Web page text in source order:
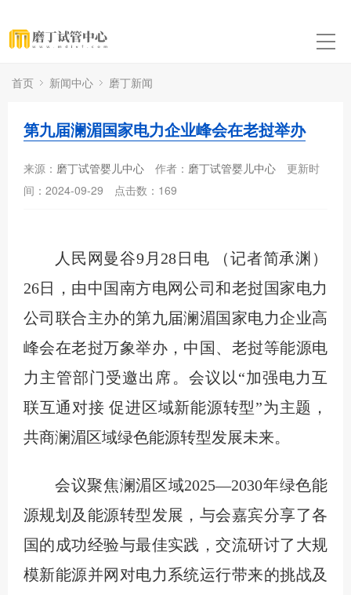
首页 新闻中心 磨丁新闻
第九届澜湄国家电力企业峰会在老挝举办
来源： 磨丁试管婴儿中心 作者： 磨丁试管婴儿中心
更新时
间：2024-09-29
点击数： 169
人民网曼谷9月28日电 （记者简承渊）
26日，由中国南方电网公司和老挝国家电力
公司联合主办的第九届澜湄国家电力企业高
峰会在老挝万象举办，中国、老挝等能源电
力主管部门受邀出席。会议以“加强电力互
联互通对接 促进区域新能源转型”为主题，
共商澜湄区域绿色能源转型发展未来。
会议聚焦澜湄区域2025—2030年绿色能
源规划及能源转型发展，与会嘉宾分享了各
国的成功经验与最佳实践，交流研讨了大规
模新能源并网对电力系统运行带来的挑战及